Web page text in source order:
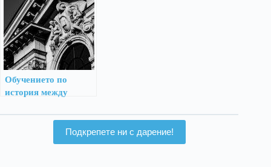
изхранвали
населението
Обучението по
история между
българското
образование 1948-Подкрепете ни с дарение!